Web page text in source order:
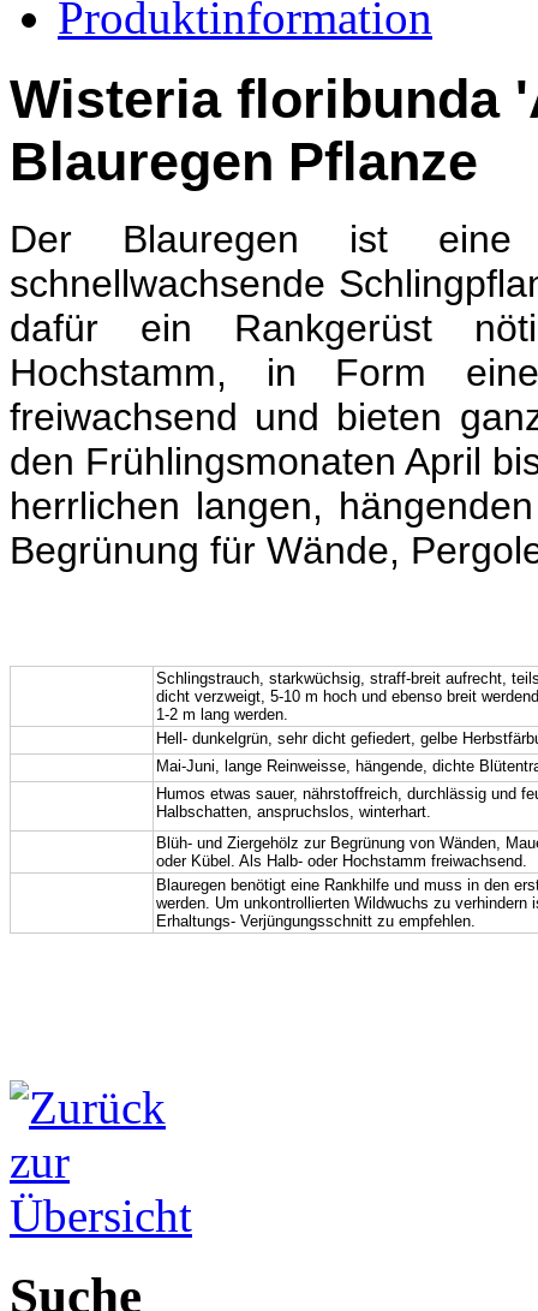
Produktinformation
Wisteria floribunda
Blauregen Pflanze
Der Blauregen ist eine
schnellwachsende
dafür ein Rankgerüst
Hochstamm, in Form
freiwachsend und bieten
den Frühlingsmonaten April
herrlichen langen,
Begrünung für Wände,
Schlingstrauch, starkwüchsig, straff-breit aufrecht,
dicht verzweigt, 5-10 m hoch und ebenso breit
1-2 m lang werden.
Hell- dunkelgrün, sehr dicht gefiedert, gelbe
Mai-Juni, lange Reinweisse, hängende, dichte
Humos etwas sauer, nährstoffreich, durchlässig und
Halbschatten, anspruchslos, winterhart.
Blüh- und Ziergehölz zur Begrünung von Wänden,
oder Kübel.
Als Halb- oder Hochstamm freiwachsend.
Blauregen benötigt eine Rankhilfe und muss in den
werden. Um unkontrollierten Wildwuchs zu verhindern
Erhaltungs- Verjüngungsschnitt zu empfehlen.
Suche